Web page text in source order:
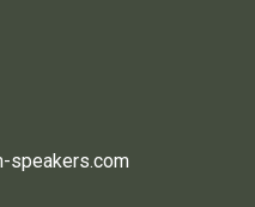
speakers.com